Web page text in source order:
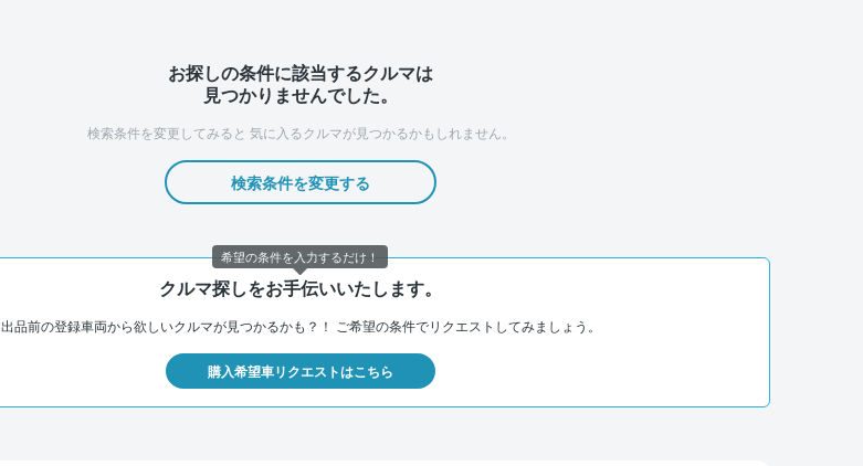
お探しの条件に該当するクルマは
見つかりませんでした。
検索条件を変更してみると 気に入るクルマが見つかるかもしれません。
検索条件を変更する
クルマ探しをお手伝いいたします。
出品前の登録車両から欲しいクルマが見つかるかも？！ ご希望の条件でリクエストしてみましょう。
購入希望車リクエストはこちら
希望の条件を入力するだけ！